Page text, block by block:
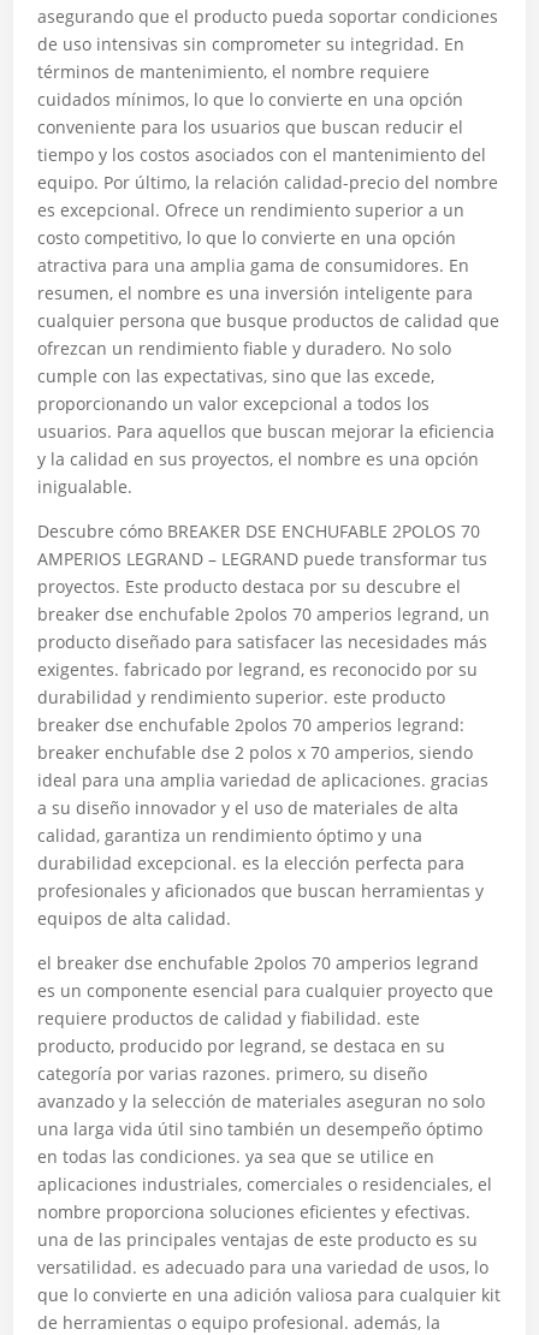
asegurando que el producto pueda soportar condiciones
de uso intensivas sin comprometer su integridad. En
términos de mantenimiento, el nombre requiere
cuidados mínimos, lo que lo convierte en una opción
conveniente para los usuarios que buscan reducir el
tiempo y los costos asociados con el mantenimiento del
equipo. Por último, la relación calidad-precio del nombre
es excepcional. Ofrece un rendimiento superior a un
costo competitivo, lo que lo convierte en una opción
atractiva para una amplia gama de consumidores. En
resumen, el nombre es una inversión inteligente para
cualquier persona que busque productos de calidad que
ofrezcan un rendimiento fiable y duradero. No solo
cumple con las expectativas, sino que las excede,
proporcionando un valor excepcional a todos los
usuarios. Para aquellos que buscan mejorar la eficiencia
y la calidad en sus proyectos, el nombre es una opción
inigualable.
Descubre cómo BREAKER DSE ENCHUFABLE 2POLOS 70
AMPERIOS LEGRAND – LEGRAND puede transformar tus
proyectos. Este producto destaca por su descubre el
breaker dse enchufable 2polos 70 amperios legrand, un
producto diseñado para satisfacer las necesidades más
exigentes. fabricado por legrand, es reconocido por su
durabilidad y rendimiento superior. este producto
breaker dse enchufable 2polos 70 amperios legrand:
breaker enchufable dse 2 polos x 70 amperios, siendo
ideal para una amplia variedad de aplicaciones. gracias
a su diseño innovador y el uso de materiales de alta
calidad, garantiza un rendimiento óptimo y una
durabilidad excepcional. es la elección perfecta para
profesionales y aficionados que buscan herramientas y
equipos de alta calidad.
el breaker dse enchufable 2polos 70 amperios legrand
es un componente esencial para cualquier proyecto que
requiere productos de calidad y fiabilidad. este
producto, producido por legrand, se destaca en su
categoría por varias razones. primero, su diseño
avanzado y la selección de materiales aseguran no solo
una larga vida útil sino también un desempeño óptimo
en todas las condiciones. ya sea que se utilice en
aplicaciones industriales, comerciales o residenciales, el
nombre proporciona soluciones eficientes y efectivas.
una de las principales ventajas de este producto es su
versatilidad. es adecuado para una variedad de usos, lo
que lo convierte en una adición valiosa para cualquier kit
de herramientas o equipo profesional. además, la